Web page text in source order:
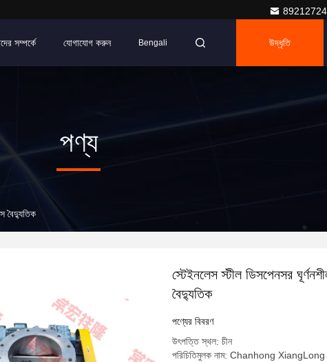
সম্পর্কে যোগাযোগ করুন Bengali উদ্ধৃতি
পণ্য
বৈদ্যুতিক
স্টেইনলেস স্টীল ডিসপেনসর
বৈদ্যুতিক
পণ্যের বিবরণ
উৎপত্তি স্থল: চীন
পরিচিতিমুলক নাম: Chanhong XiangLong